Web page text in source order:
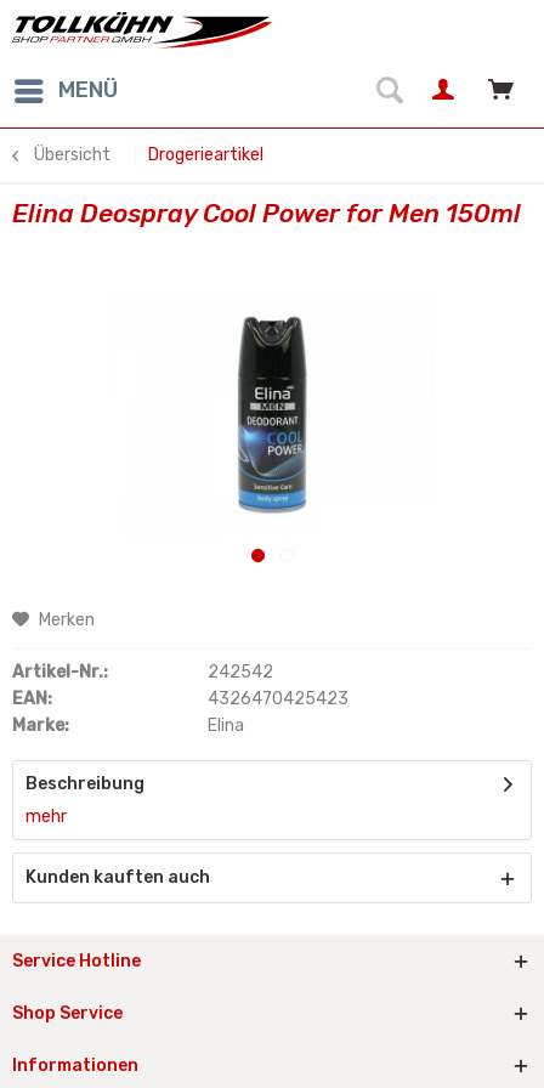
MENÜ
Übersicht Drogerieartikel
Elina Deospray Cool Power for Men 150ml
Merken
Artikel-Nr.:
242542
EAN:
4326470425423
Marke:
Elina
Beschreibung
mehr
Kunden kauften auch
Service Hotline
Shop Service
Informationen